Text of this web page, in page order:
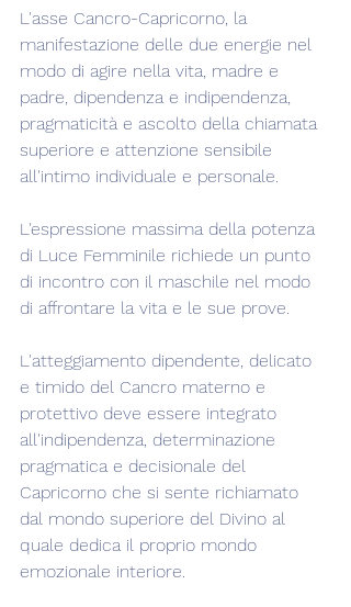
L'asse Cancro-Capricorno, la
manifestazione delle due energie nel
modo di agire nella vita, madre e
padre, dipendenza e indipendenza,
pragmaticità e ascolto della chiamata
superiore e attenzione sensibile
all'intimo individuale e personale.
L'espressione massima della potenza
di Luce Femminile richiede un punto
di incontro con il maschile nel modo
di affrontare la vita e le sue prove.
L'atteggiamento dipendente, delicato
e timido del Cancro materno e
protettivo deve essere integrato
all'indipendenza, determinazione
pragmatica e decisionale del
Capricorno che si sente richiamato
dal mondo superiore del Divino al
quale dedica il proprio mondo
emozionale interiore.